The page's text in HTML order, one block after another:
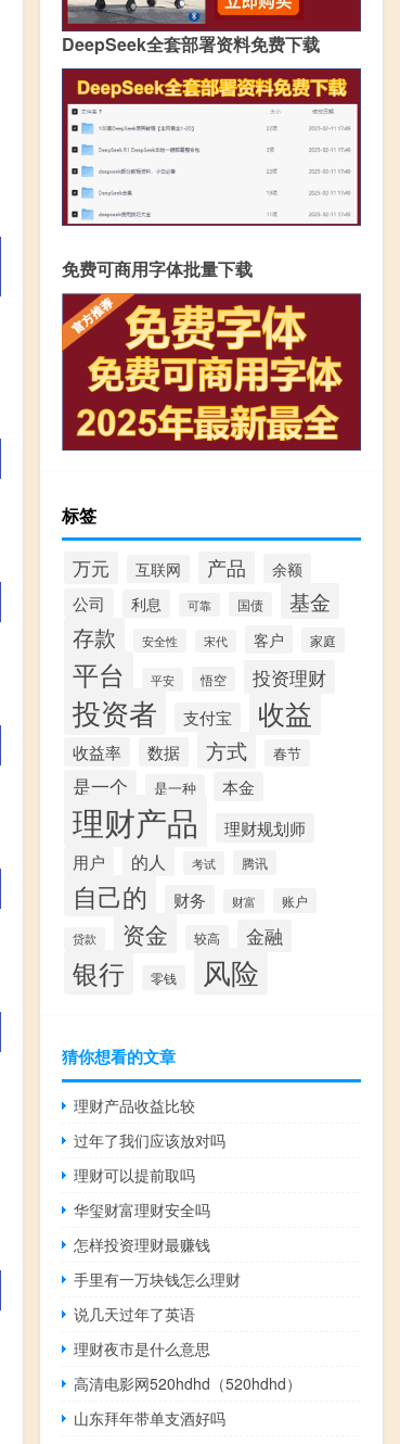
DeepSeek全套部署资料免费下载
免费可商用字体批量下载
标签
万元 互联网 产品
余额
公司
利息 可靠 国债 基金
存款 安全性 宋代 客户 家庭
平台 平安 悟空 投资理财
投资者 支付宝 收益
收益率 数据 方式 春节
是一个 是一种 本金
理财产品
理财规划师
用户
的人 考试 腾讯
自己的 财务 财富 账户
贷款 资金 较高 金融
银行 零钱 风险
猜你想看的文章
理财产品收益比较
过年了我们应该放对吗
理财可以提前取吗
华玺财富理财安全吗
怎样投资理财最赚钱
手里有一万块钱怎么理财
说几天过年了英语
理财夜市是什么意思
高清电影网520hdhd（520hdhd）
山东拜年带单支酒好吗